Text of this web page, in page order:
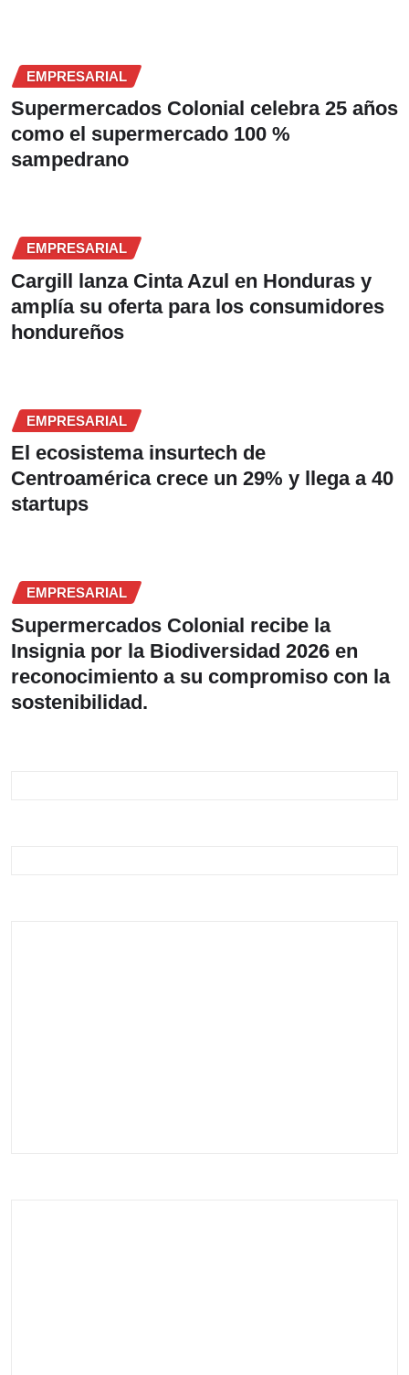
EMPRESARIAL
Supermercados Colonial celebra 25 años
como el supermercado 100 %
sampedrano
EMPRESARIAL
Cargill lanza Cinta Azul en Honduras y
amplía su oferta para los consumidores
hondureños
EMPRESARIAL
El ecosistema insurtech de
Centroamérica crece un 29% y llega a 40
startups
EMPRESARIAL
Supermercados Colonial recibe la
Insignia por la Biodiversidad 2026 en
reconocimiento a su compromiso con la
sostenibilidad.